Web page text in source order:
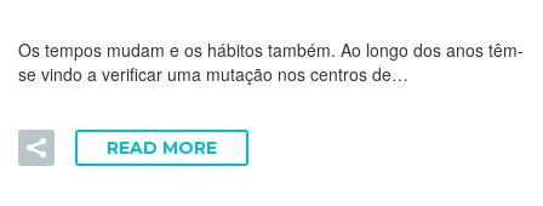
Os tempos mudam e os hábitos também. Ao longo dos anos têm-
se vindo a verificar uma mutação nos centros de…
READ MORE